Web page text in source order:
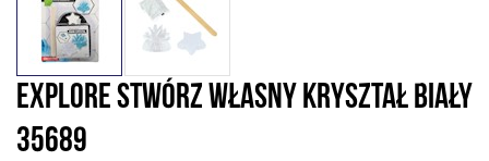
EXPLORE STWÓRZ WŁASNY KRYSZTAŁ BIAŁY
35689